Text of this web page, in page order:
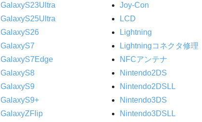
GalaxyS23Ultra
GalaxyS25Ultra
GalaxyS26
GalaxyS7
GalaxyS7Edge
GalaxyS8
GalaxyS9
GalaxyS9+
GalaxyZFlip
Joy-Con
LCD
Lightning
Lightningコネクタ修理
NFCアンテナ
Nintendo2DS
Nintendo2DSLL
Nintendo3DS
Nintendo3DSLL